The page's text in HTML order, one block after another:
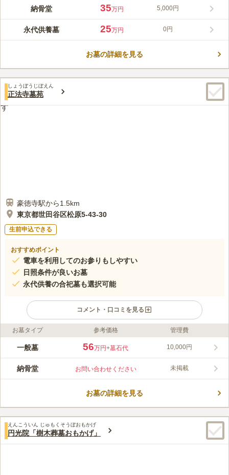
閑静な住宅街の中に映える翡翠色の屋根が印象的な別院満足院。
として、昭和元年に創始されました。 小田急線「梅ヶ丘駅」か
ら徒歩３分という便利な立地にありながら、都会の喧騒を忘れさ
内にあり、天候を気にせずにゆっくりお参りいただけます。宗旨
この霊園はまだ誰からも評価されていません。
納骨堂 35万円 5,000円
永代供養墓 25万円 0円
お墓の詳細を見る
しょうぼうじぼえん
正法寺墓苑
豪徳寺駅から1.5km
東京都世田谷区松原5-43-30
生前申込できる
おすすめポイント
電車を利用してのお参りもしやすい
日照条件が良いお墓
永代供養の合祀墓も選択可能
コメント・口コミを見る
ライフドット編集部のコメント
正法寺の周辺には他に4つの寺院があることから、世田谷区の烏
寺町特有の落ち着いた時間が流れています。 本堂の外観はイン
ド様式になっており、屋根のアーチや全体が白く輝く美しい建物
割りなどをする行事も寺院で行われており、子ども達の元気な声
この霊園はまだ誰からも評価されていません。
お墓タイプ 参考価格 管理費
一般墓 56万円+墓石代 10,000円
納骨堂 お問い合わせください 未掲載
お墓の詳細を見る
えんこういん じゅもくそうぼおもかげ
円光院「樹木葬墓おもかげ」